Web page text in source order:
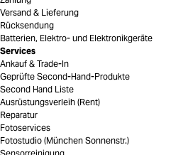
Versand & Lieferung
Rücksendung
Batterien, Elektro- und Elektronikgeräte
Services
Ankauf & Trade-In
Geprüfte Second-Hand-Produkte
Second Hand Liste
Ausrüstungsverleih (Rent)
Reparatur
Fotoservices
Fotostudio (München Sonnenstr.)